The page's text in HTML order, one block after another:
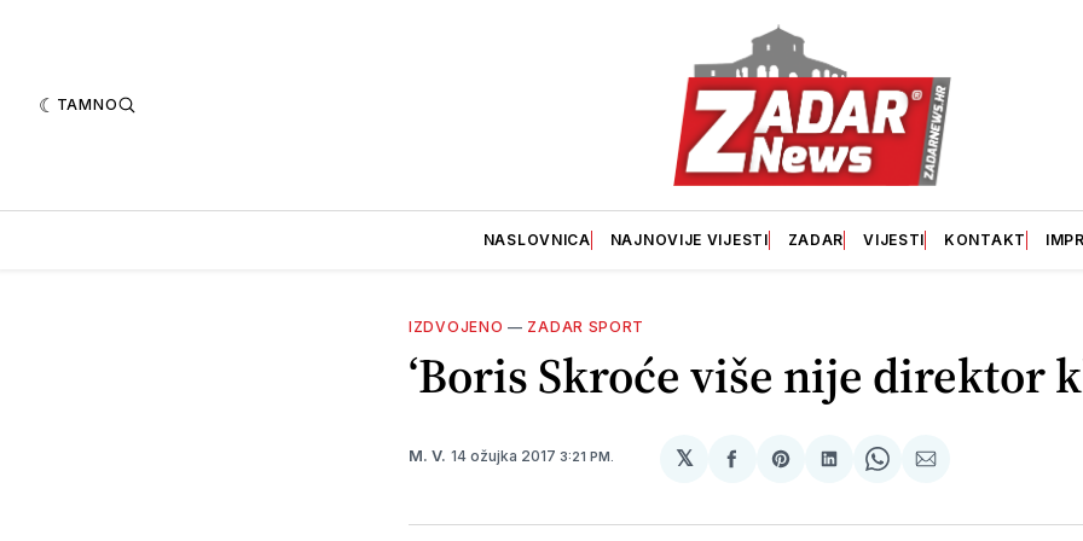
TAMNO
NASLOVNICA NAJNOVIJE VIJESTI ZADAR VIJESTI KONTAKT
IZDVOJENO — ZADAR SPORT
‘Boris Skroće više nije direktor
M. V. 14 ožujka 2017 3:21 PM. 𝕏
podijeli
Facebook
Sharepodijeli
LinkedIn
Sharepodijeli
maila